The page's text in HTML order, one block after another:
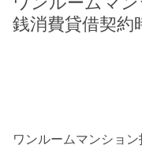
銭消費貸借契約
ワンルームマンショ